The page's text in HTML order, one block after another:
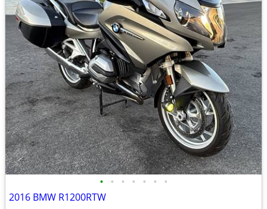
• • • • • • •
2016 BMW R1200RTW